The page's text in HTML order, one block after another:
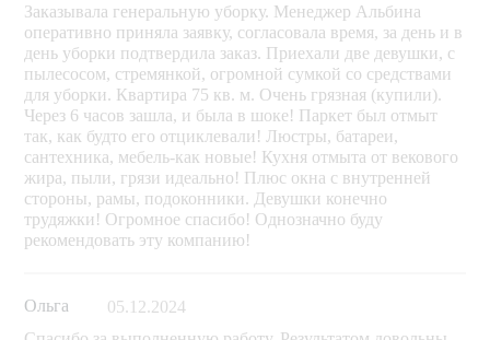
Заказывала генеральную уборку. Менеджер Альбина
оперативно приняла заявку, согласовала время, за день и в
день уборки подтвердила заказ. Приехали две девушки, с
пылесосом, стремянкой, огромной сумкой со средствами
для уборки. Квартира 75 кв. м. Очень грязная (купили).
Через 6 часов зашла, и была в шоке! Паркет был отмыт
так, как будто его отциклевали! Люстры, батареи,
сантехника, мебель-как новые! Кухня отмыта от векового
жира, пыли, грязи идеально! Плюс окна с внутренней
стороны, рамы, подоконники. Девушки конечно
трудяжки! Огромное спасибо! Однозначно буду
рекомендовать эту компанию!
Ольга
05.12.2024